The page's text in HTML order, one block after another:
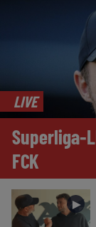
LIVE
Superliga-
FCK
►